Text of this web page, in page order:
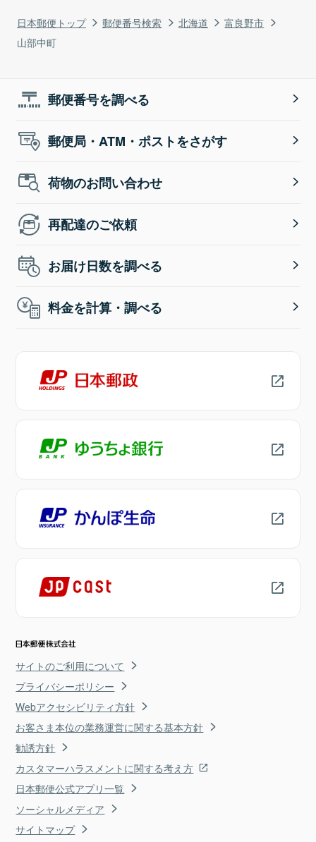
日本郵便トップ 郵便番号検索 北海道
富良野市
山部中町
郵便番号を調べる
郵便局・ATM・ポストをさがす
荷物のお問い合わせ
再配達のご依頼
お届け日数を調べる
料金を計算・調べる
サイトのご利用について
プライバシーポリシー
Webアクセシビリティ方針
お客さま本位の業務運営に関する基本方針
勧誘方針
カスタマーハラスメントに関する考え方
日本郵便公式アプリ一覧
ソーシャルメディア
サイトマップ